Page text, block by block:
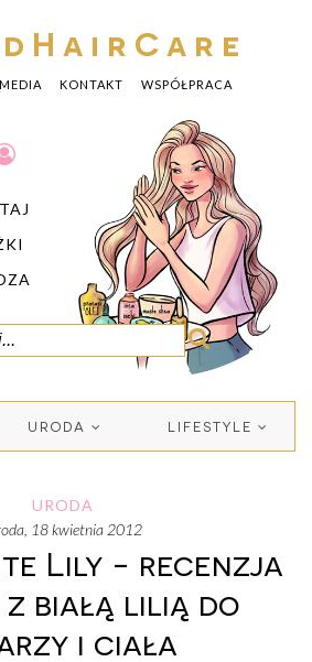
MEDIA KONTAKT WSPÓŁPRACA
URODA LIFESTYLE
URODA
18 kwietnia 2012
Lily - recenzja
białą lilią do
i ciała